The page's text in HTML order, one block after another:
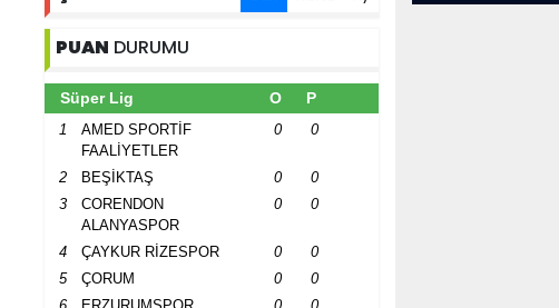
PUAN DURUMU
Süper Lig O P
1
AMED SPORTİF
FAALİYETLER
0 0
2 BEŞİKTAŞ 0
0
3
CORENDON
ALANYASPOR
0 0
4 ÇAYKUR RİZESPOR 0
0
5
ÇORUM 0
0